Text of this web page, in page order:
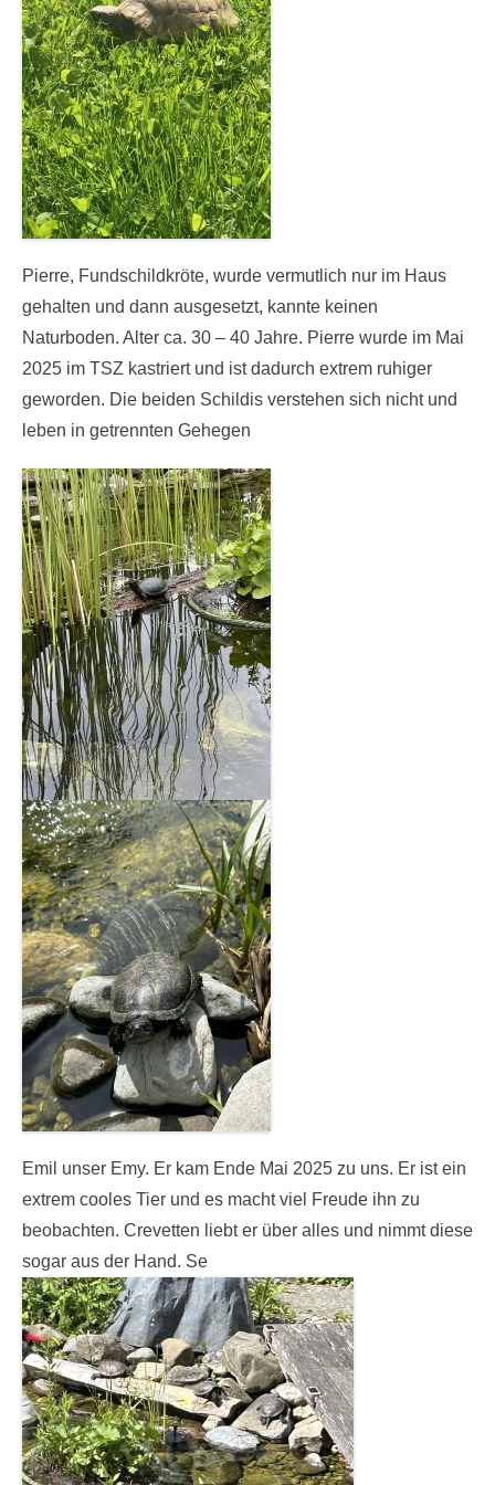
Pierre, Fundschildkröte, wurde vermutlich nur im Haus
gehalten und dann ausgesetzt, kannte keinen
Naturboden. Alter ca. 30 – 40 Jahre. Pierre wurde im Mai
2025 im TSZ kastriert und ist dadurch extrem ruhiger
geworden. Die beiden Schildis verstehen sich nicht und
leben in getrennten Gehegen
Emil unser Emy. Er kam Ende Mai 2025 zu uns. Er ist ein
extrem cooles Tier und es macht viel Freude ihn zu
beobachten. Crevetten liebt er über alles und nimmt diese
sogar aus der Hand. Se